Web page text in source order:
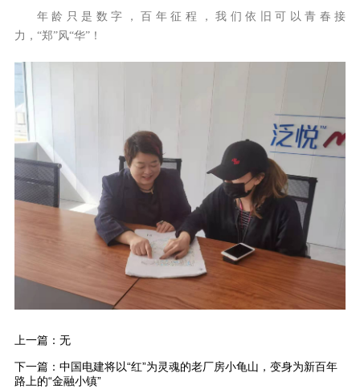
年龄只是数字，百年征程，我们依旧可以青春接
力，“郑”风“华”！
上一篇：无
下一篇： 中国电建将以“红”为灵魂的老厂房小龟山，变身为新百年
路上的“金融小镇”